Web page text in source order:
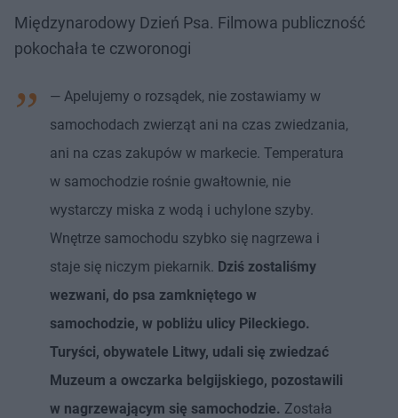
Międzynarodowy Dzień Psa. Filmowa publiczność
pokochała te czworonogi
— Apelujemy o rozsądek, nie zostawiamy w
samochodach zwierząt ani na czas zwiedzania,
ani na czas zakupów w markecie. Temperatura
w samochodzie rośnie gwałtownie, nie
wystarczy miska z wodą i uchylone szyby.
Wnętrze samochodu szybko się nagrzewa i
staje się niczym piekarnik. Dziś zostaliśmy
wezwani, do psa zamkniętego w
samochodzie, w pobliżu ulicy Pileckiego.
Turyści, obywatele Litwy, udali się zwiedzać
Muzeum a owczarka belgijskiego, pozostawili
w nagrzewającym się samochodzie. Została